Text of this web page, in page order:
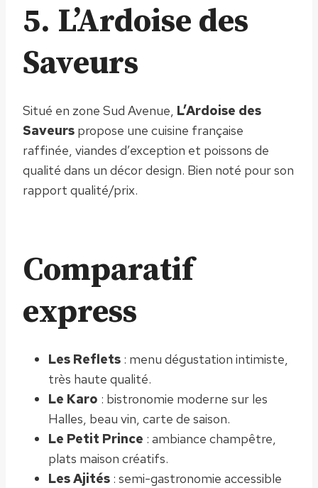
5. L’Ardoise des
Saveurs
Situé en zone Sud Avenue, L’Ardoise des
Saveurs propose une cuisine française
raffinée, viandes d’exception et poissons de
qualité dans un décor design. Bien noté pour son
rapport qualité/prix.
Comparatif
express
Les Reflets : menu dégustation intimiste,
très haute qualité.
Le Karo : bistronomie moderne sur les
Halles, beau vin, carte de saison.
Le Petit Prince : ambiance champêtre,
plats maison créatifs.
Les Ajités : semi-gastronomie accessible